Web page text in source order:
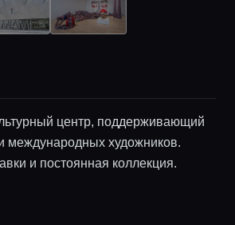
центр, поддерживающий
международных художников.
и постоянная коллекция.